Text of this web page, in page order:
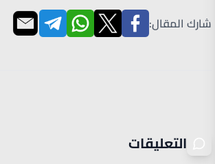
شارك المقال:
التعليقات